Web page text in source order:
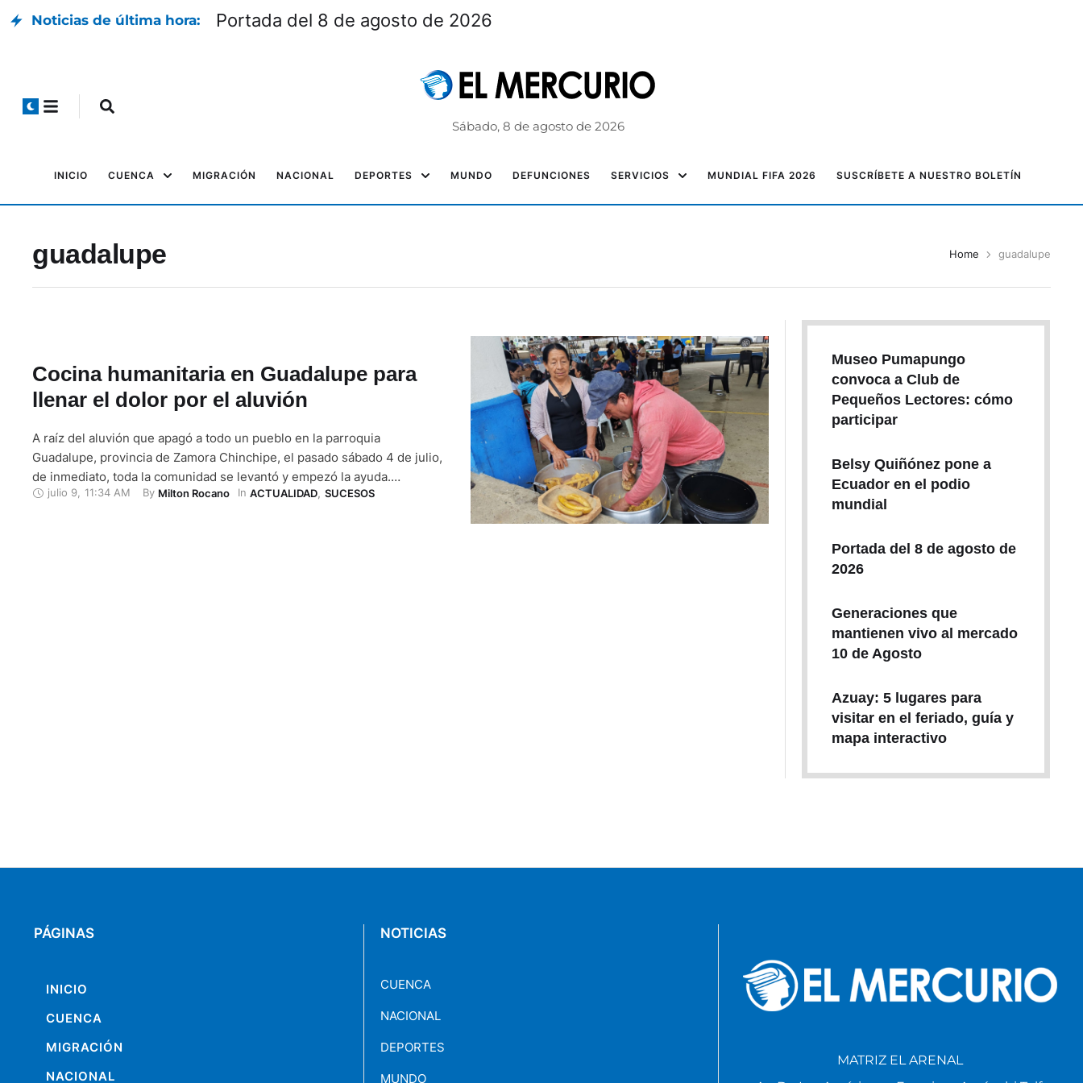
Noticias de última hora: Portada del 8 de agosto de 2026
Sábado, 8 de agosto de 2026
INICIO CUENCA MIGRACIÓN NACIONAL DEPORTES MUNDO DEFUNCIONES SERVICIOS MUNDIAL FIFA 2026 SUSCRÍBETE A NUESTRO BOLETÍN
guadalupe Home guadalupe
Cocina humanitaria en Guadalupe para
llenar el dolor por el aluvión
A raíz del aluvión que apagó a todo un pueblo en la parroquia
Guadalupe, provincia de Zamora Chinchipe, el pasado sábado 4 de julio,
de inmediato, toda la comunidad se levantó y empezó la ayuda.
Personas de todas las edades se reunieron en el centro de la parroquia
julio 9 11:34 AM By Milton Rocano In ACTUALIDAD, SUCESOS
Museo Pumapungo
convoca a Club de
Pequeños Lectores: cómo
participar
Belsy Quiñónez pone a
Ecuador en el podio
mundial
Portada del 8 de agosto de
2026
Generaciones que
mantienen vivo al mercado
10 de Agosto
Azuay: 5 lugares para
visitar en el feriado, guía y
mapa interactivo
PÁGINAS
INICIO
CUENCA
MIGRACIÓN
NACIONAL
NOTICIAS
CUENCA
NACIONAL
DEPORTES
MUNDO
MATRIZ EL ARENAL